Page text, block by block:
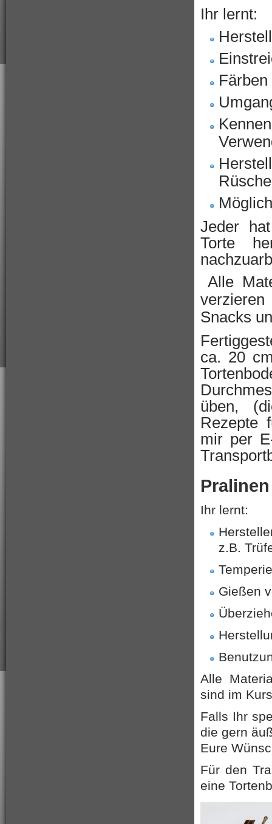
Ihr lernt:
Jeder
Torte
Alle
verzieren
Snacks
ca. 20
üben,
Rezepte
mir per
Ihr lernt:
z.B.
Gießen
Alle
sind im
Falls Ihr
die gern
Eure
Für den
eine